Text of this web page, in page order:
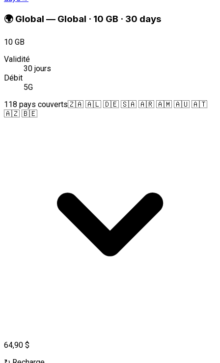
🌍 Global — Global · 10 GB · 30 days
10 GB
Validité
30 jours
Débit
5G
118 pays couverts🇿🇦 🇦🇱 🇩🇪 🇸🇦 🇦🇷 🇦🇲 🇦🇺 🇦🇹
🇦🇿 🇧🇪
64,90 $